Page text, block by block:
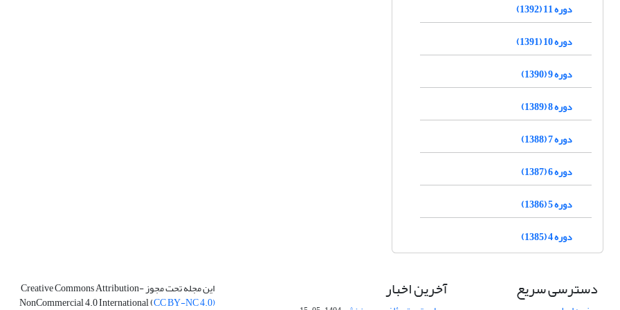
دوره 11 (1392)
دوره 10 (1391)
دوره 9 (1390)
دوره 8 (1389)
دوره 7 (1388)
دوره 6 (1387)
دوره 5 (1386)
دوره 4 (1385)
دسترسی سریع آخرین اخبار این مجله تحت مجوز Creative Commons Attribution-
NonCommercial 4.0 International (CC BY-NC 4.0)